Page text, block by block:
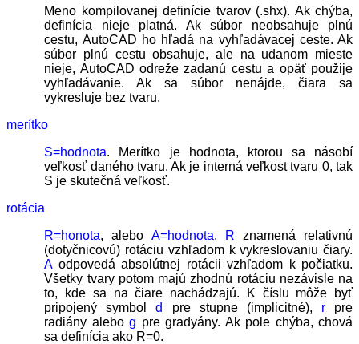
Meno kompilovanej definície tvarov (.shx). Ak chýba,
definícia nieje platná. Ak súbor neobsahuje plnú
cestu, AutoCAD ho hľadá na vyhľadávacej ceste. Ak
súbor plnú cestu obsahuje, ale na udanom mieste
nieje, AutoCAD odreže zadanú cestu a opäť použije
vyhľadávanie. Ak sa súbor nenájde, čiara sa
vykresluje bez tvaru.
merítko
S=hodnota. Merítko je hodnota, ktorou sa násobí
veľkosť daného tvaru. Ak je interná veľkost tvaru 0, tak
S je skutečná veľkosť.
rotácia
R=honota, alebo A=hodnota. R znamená relativnú
(dotyčnicovú) rotáciu vzhľadom k vykreslovaniu čiary.
Aodpovedá absolútnej rotácii vzhľadom k počiatku.
Všetky tvary potom majú zhodnú rotáciu nezávisle na
to, kde sa na čiare nachádzajú. K číslu môže byť
pripojený symbold pre stupne (implicitné), rpre
radiány alebog pre gradyány. Ak pole chýba, chová
sa definícia ako R=0.